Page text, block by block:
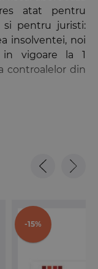
atat pentru
si pentru juristi:
insolventei, noi
in vigoare la 1
controalelor din
2015
(Inspector
de
justarea bazei
creantelor
-15%